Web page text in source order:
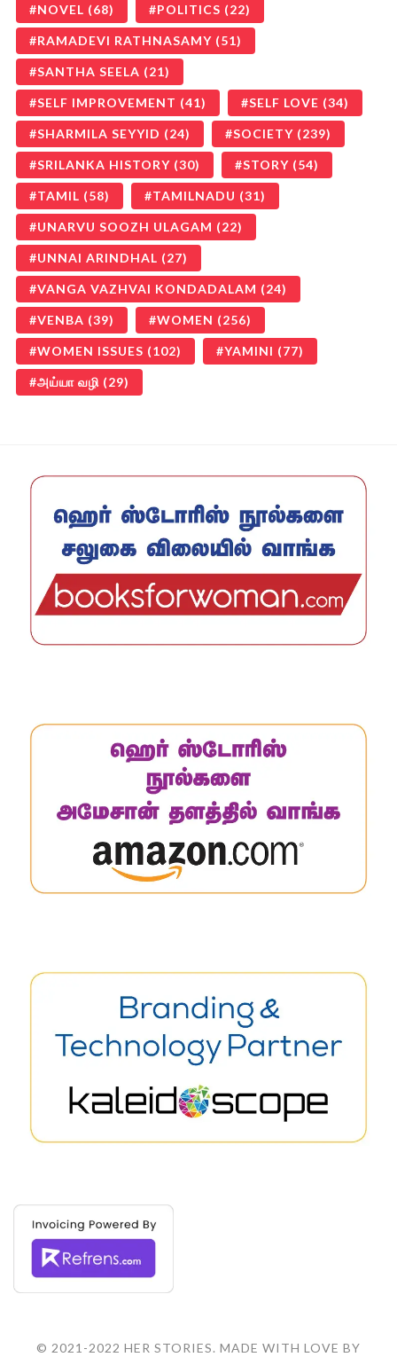
NOVEL (68) POLITICS (22)
RAMADEVI RATHNASAMY (51)
SANTHA SEELA (21)
SELF IMPROVEMENT (41) SELF LOVE (34)
SHARMILA SEYYID (24) SOCIETY (239)
SRILANKA HISTORY (30) STORY (54)
TAMIL (58) TAMILNADU (31)
UNARVU SOOZH ULAGAM (22)
UNNAI ARINDHAL (27)
VANGA VAZHVAI KONDADALAM (24)
VENBA (39) WOMEN (256)
WOMEN ISSUES (102) YAMINI (77)
அய்யா வழி (29)
© 2021-2022 HER STORIES. MADE WITH LOVE BY